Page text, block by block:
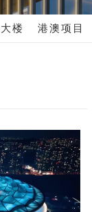
楼 港澳项目